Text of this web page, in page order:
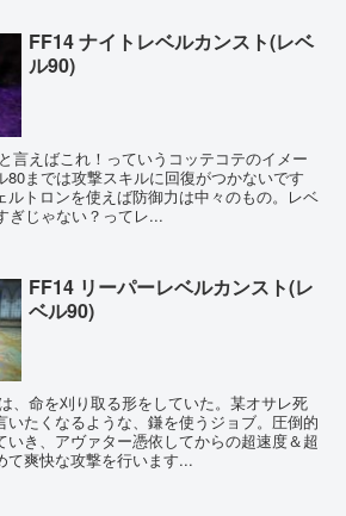
FF14 ナイトレベルカンスト(レベ
ル90)
言えばこれ！っていうコッテコテのイメー
80までは攻撃スキルに回復がつかないです
ルトロンを使えば防御力は中々のもの。レベ
ぎじゃない？ってレ...
FF14 リーパーレベルカンスト(レ
ベル90)
、命を刈り取る形をしていた。某オサレ死
いたくなるような、鎌を使うジョブ。圧倒的
いき、アヴァター憑依してからの超速度＆超
て爽快な攻撃を行います...